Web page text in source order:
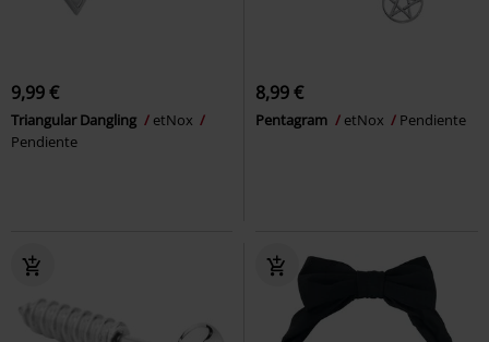
9,99 €
Triangular Dangling
etNox
Pendiente
8,99 €
Pentagram etNox Pendiente